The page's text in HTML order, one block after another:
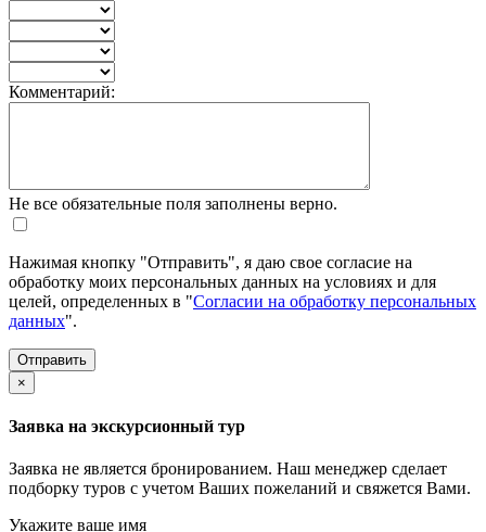
Комментарий:
Не все обязательные поля заполнены верно.
Нажимая кнопку "Отправить", я даю свое согласие на
обработку моих персональных данных на условиях и для
целей, определенных в "Согласии на обработку персональных
данных".
×
Заявка на экскурсионный тур
Заявка не является бронированием. Наш менеджер сделает
подборку туров с учетом Ваших пожеланий и свяжется Вами.
Укажите ваше имя